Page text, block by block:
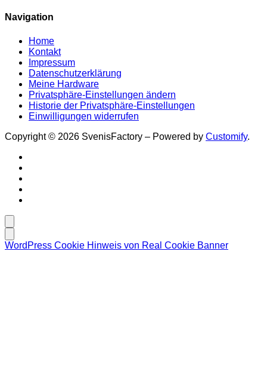
Navigation
Home
Kontakt
Impressum
Datenschutzerklärung
Meine Hardware
Privatsphäre-Einstellungen ändern
Historie der Privatsphäre-Einstellungen
Einwilligungen widerrufen
Copyright © 2026 SvenisFactory – Powered by Customify.
WordPress Cookie Hinweis von Real Cookie Banner